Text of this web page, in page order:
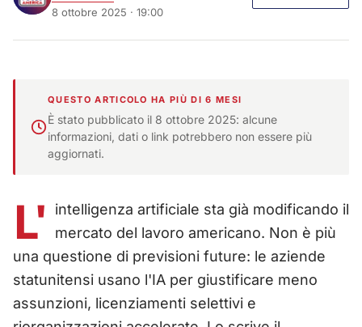
8 ottobre 2025 · 19:00
QUESTO ARTICOLO HA PIÙ DI 6 MESI
È stato pubblicato il 8 ottobre 2025: alcune
informazioni, dati o link potrebbero non essere più
aggiornati.
L'
intelligenza artificiale sta già modificando il
mercato del lavoro americano. Non è più
una questione di previsioni future: le aziende
statunitensi usano l'IA per giustificare meno
assunzioni, licenziamenti selettivi e